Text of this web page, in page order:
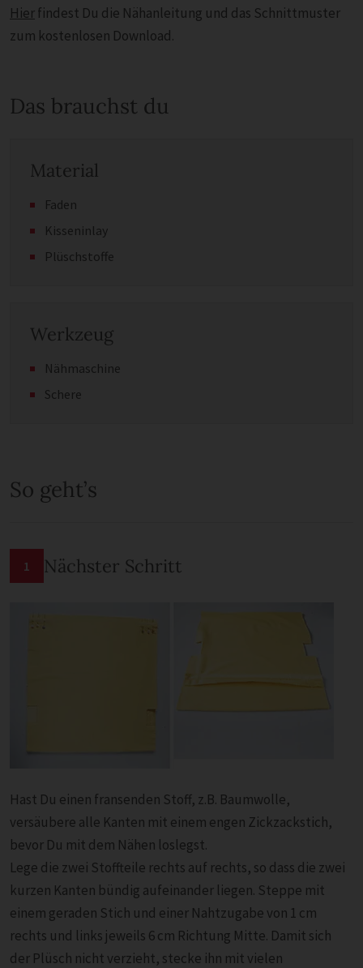
Hierfindest Du die Nähanleitung und das Schnittmuster
zum kostenlosen Download.
Das brauchst du
Material
Faden
Kisseninlay
Plüschstoffe
Werkzeug
Nähmaschine
Schere
So geht’s
1 Nächster Schritt
Hast Du einen fransenden Stoff, z.B. Baumwolle,
versäubere alle Kanten mit einem engen Zickzackstich,
bevor Du mit dem Nähen loslegst.
Lege die zwei Stoffteile rechts auf rechts, so dass die zwei
kurzen Kanten bündig aufeinander liegen. Steppe mit
einem geraden Stich und einer Nahtzugabe von 1 cm
rechts und links jeweils 6 cm Richtung Mitte. Damit sich
der Plüsch nicht verzieht, stecke ihn mit vielen